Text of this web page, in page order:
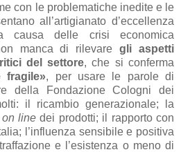
con le problematiche inedite e le
all’artigianato d’eccellenza
causa delle crisi economica
manca di rilevaregli aspetti
del settore, che si conferma
fragile», per usare le parole di
della Fondazione Cologni dei
il ricambio generazionale; la
on line dei prodotti; il rapporto con
l’influenza sensibile e positiva
e l’esistenza o meno di